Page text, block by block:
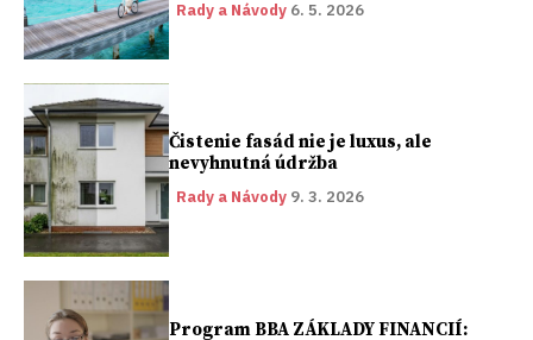
Rady a Návody 6. 5. 2026
Čistenie fasád nie je luxus, ale
nevyhnutná údržba
Rady a Návody 9. 3. 2026
Program BBA ZÁKLADY FINANCIÍ: